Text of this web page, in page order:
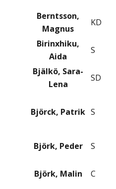
Berntsson,
Magnus
KD
Birinxhiku,
Aida
S
Bjälkö, Sara-
Lena
SD
Björck, Patrik S
Björk, Peder S
Björk, Malin C